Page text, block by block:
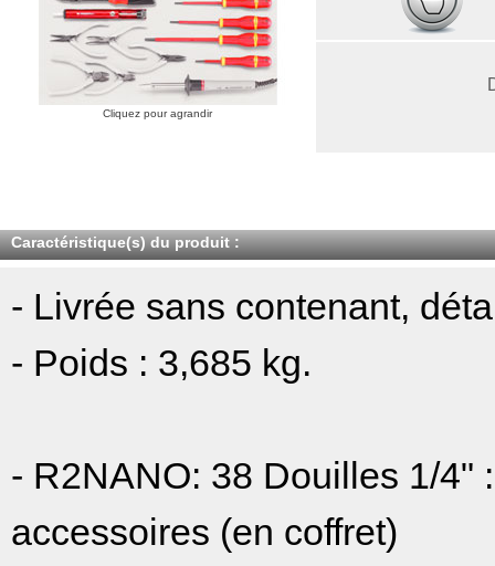
Cliquez pour agrandir
Caractéristique(s) du produit :
- Livrée sans contenant,
- Poids : 3,685 kg.
- R2NANO: 38 Douilles 1/4"
accessoires (en coffret)